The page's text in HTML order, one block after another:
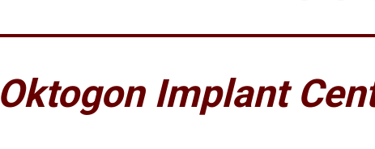
Oktogon Implant